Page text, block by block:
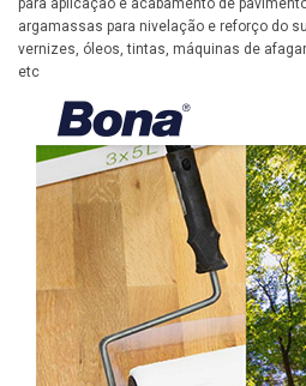
argamassas para nivelação e reforço do
vernizes, óleos, tintas, máquinas de
etc